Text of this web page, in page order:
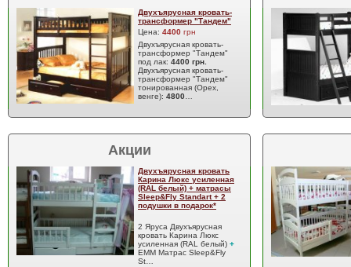
Двухъярусная кровать-
трансформер "Тандем"
Цена: 4400 грн
Двухъярусная кровать-
трансформер "Тандем"
под лак: 4400 грн.
Двухъярусная кровать-
трансформер "Тандем"
тонированная (Орех,
венге): 4800
Акции
Двухъярусная кровать
Карина Люкс усиленная
(RAL белый) + матрасы
Sleep&Fly Standart + 2
подушки в подарок*
2 Яруса Двухъярусная
кровать Карина Люкс
усиленная (RAL белый) +
EMM Матрас Sleep&Fly
St…